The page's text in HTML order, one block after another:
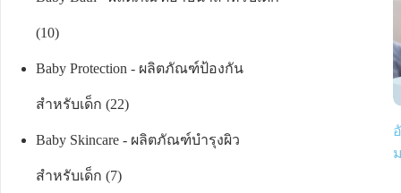
10
Baby Protection - ผลิตภัณฑ์ป้องกัน
สำหรับเด็ก 22
Baby Skincare - ผลิตภัณฑ์บำรุงผิว
สำหรับเด็ก 7